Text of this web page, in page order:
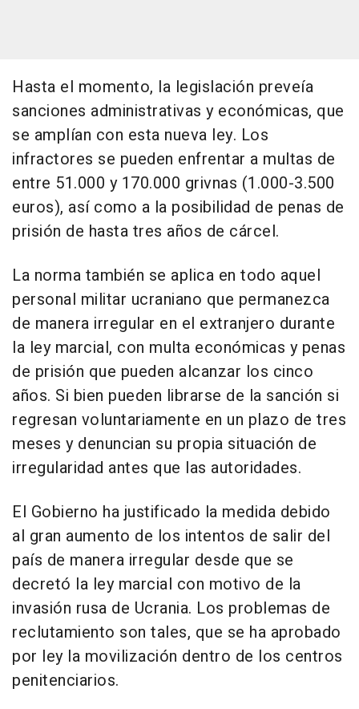
Hasta el momento, la legislación preveía
sanciones administrativas y económicas, que
se amplían con esta nueva ley. Los
infractores se pueden enfrentar a multas de
entre 51.000 y 170.000 grivnas (1.000-3.500
euros), así como a la posibilidad de penas de
prisión de hasta tres años de cárcel.
La norma también se aplica en todo aquel
personal militar ucraniano que permanezca
de manera irregular en el extranjero durante
la ley marcial, con multa económicas y penas
de prisión que pueden alcanzar los cinco
años. Si bien pueden librarse de la sanción si
regresan voluntariamente en un plazo de tres
meses y denuncian su propia situación de
irregularidad antes que las autoridades.
El Gobierno ha justificado la medida debido
al gran aumento de los intentos de salir del
país de manera irregular desde que se
decretó la ley marcial con motivo de la
invasión rusa de Ucrania. Los problemas de
reclutamiento son tales, que se ha aprobado
por ley la movilización dentro de los centros
penitenciarios.